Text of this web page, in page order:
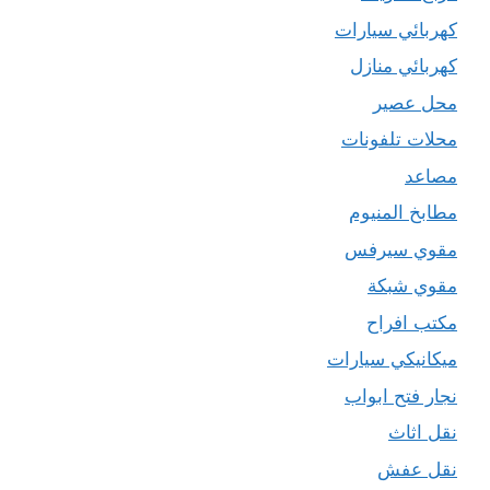
كهربائي سيارات
كهربائي منازل
محل عصير
محلات تلفونات
مصاعد
مطابخ المنيوم
مقوي سيرفس
مقوي شبكة
مكتب افراح
ميكانيكي سيارات
نجار فتح ابواب
نقل اثاث
نقل عفش